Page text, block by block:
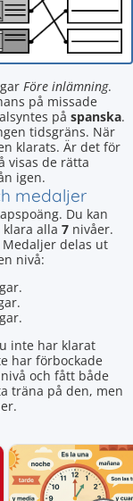
Före inlämning.
på missade
på spanska.
tidsgräns. När
klarats. Är det för
visas de rätta
igen.
medaljer
Du kan
alla 7 nivåer.
delas ut
nivå:
inte har klarat
har förbockade
och fått både
träna på den, men